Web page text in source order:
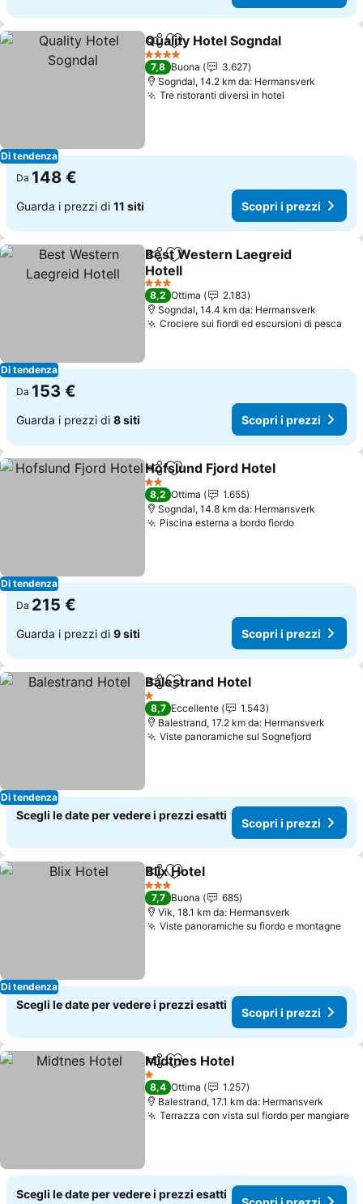
Di tendenza
CondividiAggiungi ai preferiti
Quality Hotel Sogndal
4 Stelle
7,8 Buona
3.627
Sogndal, 14.2 km da: Hermansverk
Tre ristoranti diversi in hotel
Da 148 €
Guarda i prezzi di 11 siti Scopri i prezzi
Di tendenza
CondividiAggiungi ai preferiti
Best Western Laegreid
Hotell
3 Stelle
8,2 Ottima
2.183
Sogndal, 14.4 km da: Hermansverk
Crociere sui fiordi ed escursioni di pesca
Da 153 €
Guarda i prezzi di 8 siti Scopri i prezzi
Di tendenza
CondividiAggiungi ai preferiti
Hofslund Fjord Hotel
2 Stelle
8,2 Ottima
1.655
Sogndal, 14.8 km da: Hermansverk
Piscina esterna a bordo fiordo
Da 215 €
Guarda i prezzi di 9 siti Scopri i prezzi
Di tendenza
CondividiAggiungi ai preferiti
Balestrand Hotel
1 Stelle
8,7 Eccellente
1.543
Balestrand, 17.2 km da: Hermansverk
Viste panoramiche sul Sognefjord
Scegli le date per vedere i prezzi esatti
Scopri i prezzi
Di tendenza
CondividiAggiungi ai preferiti
Blix Hotel
3 Stelle
7,7 Buona
685
Vik, 18.1 km da: Hermansverk
Viste panoramiche su fiordo e montagne
Scegli le date per vedere i prezzi esatti
Scopri i prezzi
CondividiAggiungi ai preferiti
Midtnes Hotel
1 Stelle
8,4 Ottima
1.257
Balestrand, 17.1 km da: Hermansverk
Terrazza con vista sul fiordo per mangiare
Scegli le date per vedere i prezzi esatti